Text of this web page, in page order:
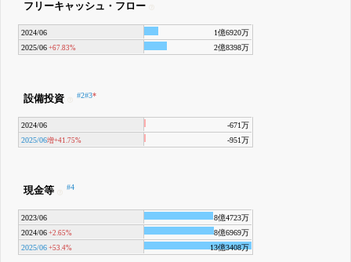
フリーキャッシュ・フロー
2024/06
1億6920万
2025/06 +67.83% 2億8398万
設備投資 #2#3*
2024/06
-671万
2025/06増+41.75% -951万
現金等 #4
2023/06
8億4723万
2024/06 +2.65%
8億6969万
2025/06 +53.4% 13億3408万